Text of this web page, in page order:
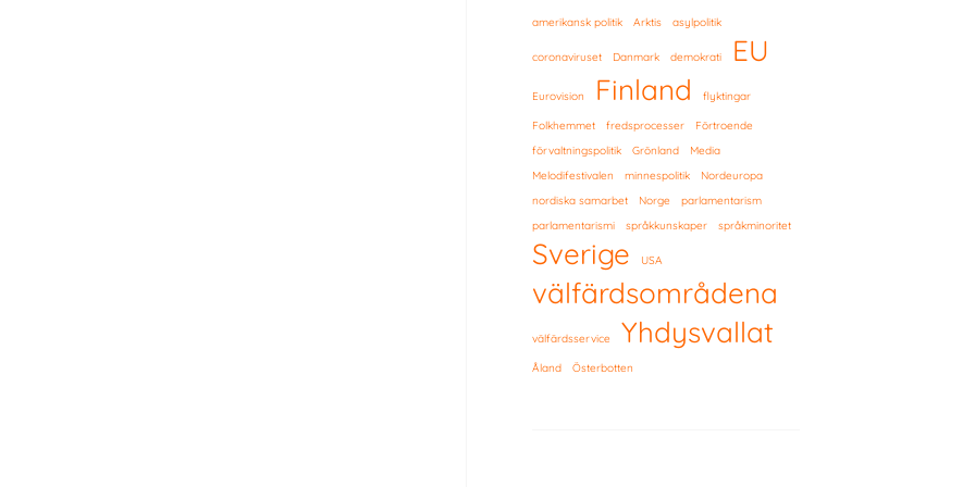
amerikansk politik Arktis asylpolitik
coronaviruset Danmark demokrati EU
Eurovision Finland flyktingar
Folkhemmet fredsprocesser
Förtroende
förvaltningspolitik
Grönland
Media
Melodifestivalen
minnespolitik
Nordeuropa
nordiska samarbet
Norge
parlamentarism
parlamentarismi
språkkunskaper språkminoritet
Sverige USA
välfärdsområdena
välfärdsservice Yhdysvallat
Åland Österbotten